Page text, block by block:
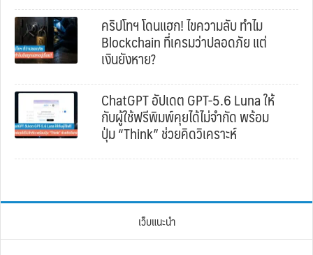
คริปโทฯ โดนแฮก! ไขความลับ ทำไม
Blockchain ที่เครมว่าปลอดภัย แต่
เงินยังหาย?
ChatGPT อัปเดต GPT-5.6 Luna ให้
กับผู้ใช้ฟรีพิมพ์คุยได้ไม่จำกัด พร้อม
ปุ่ม “Think” ช่วยคิดวิเคราะห์
เว็บแนะนำ